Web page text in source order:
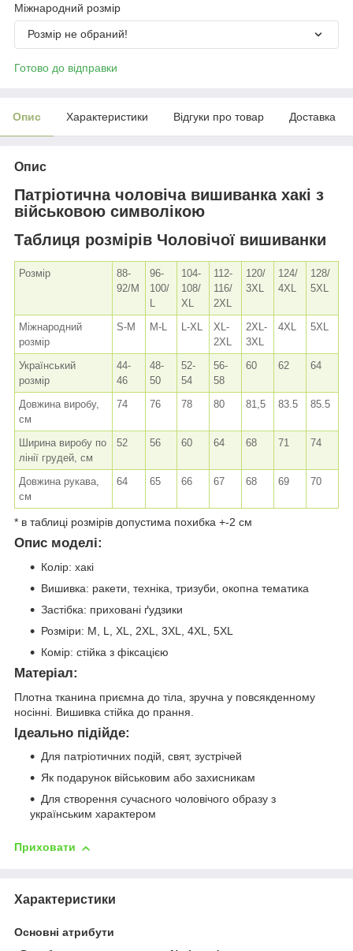
Міжнародний розмір
Розмір не обраний!
Готово до відправки
Опис Характеристики Відгуки про товар Доставка
Опис
Патріотична чоловіча вишиванка хакі з
військовою символікою
Таблиця розмірів Чоловічої вишиванки
Розмір
88-
92/M
96-
100/
L
104-
108/
XL
112-
116/
2XL
120/
3XL
124/
4XL
128/
5XL
Міжнародний
розмір
S-M M-L L-XL
XL-
2XL
2XL-
3XL
4XL 5XL
Український
розмір
44-
46
48-
50
52-
54
56-
58
60 62 64
Довжина виробу,
см
74 76 78 80 81,5 83.5 85.5
Ширина виробу по
лінії грудей, см
52 56 60 64 68 71 74
Довжина рукава,
см
64 65 66 67 68 69 70
* в таблиці розмірів допустима похибка +-2 см
Опис моделі:
Колір: хакі
Вишивка: ракети, техніка, тризуби, окопна тематика
Застібка: приховані ґудзики
Розміри: M, L, XL, 2XL, 3XL, 4XL, 5XL
Комір: стійка з фіксацією
Матеріал:
Плотна тканина приємна до тіла, зручна у повсякденному
носінні. Вишивка стійка до прання.
Ідеально підійде:
Для патріотичних подій, свят, зустрічей
Як подарунок військовим або захисникам
Для створення сучасного чоловічого образу з
українським характером
Приховати
Характеристики
Основні атрибути